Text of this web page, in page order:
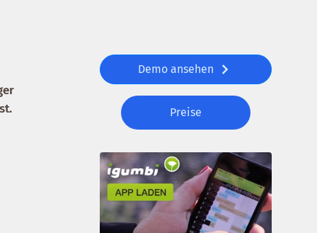
Demo ansehen
Preise